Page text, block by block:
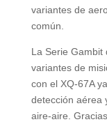
variantes de
común.
La Serie Gambit
variantes de
con el XQ-67A
detección aérea
aire-aire.